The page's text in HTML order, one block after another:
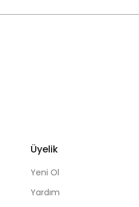
Üyelik
Yeni Ol
Yardım